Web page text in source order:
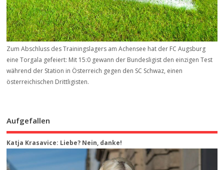
Zum Abschluss des Trainingslagers am Achensee hat der FC Augsburg
eine Torgala gefeiert: Mit 15:0 gewann der Bundesligist den einzigen Test
während der Station in Österreich gegen den SC Schwaz, einen
österreichischen Drittligisten.
Aufgefallen
Katja Krasavice: Liebe? Nein, danke!